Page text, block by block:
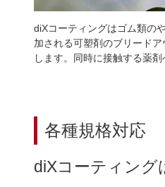
diXコーティングはゴム類の
加される可塑剤のブリード
します。同時に接触する薬
各種規格対応
diXコーティング